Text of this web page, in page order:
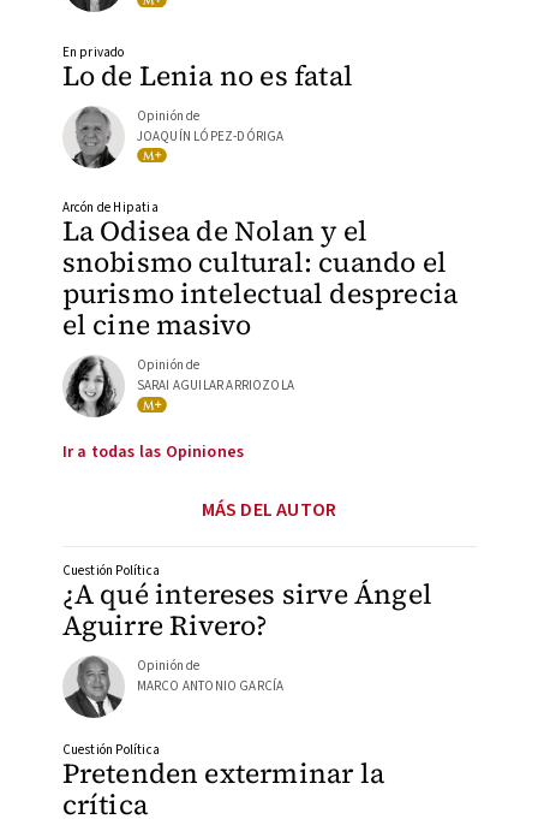
Lo de Lenia no es fatal
En privado
Opinión de
JOAQUÍN LÓPEZ-DÓRIGA
La Odisea de Nolan y el
snobismo cultural: cuando el
purismo intelectual desprecia
el cine masivo
Arcón de Hipatia
Opinión de
SARAI AGUILAR ARRIOZOLA
Ir a todas las Opiniones
MÁS DEL AUTOR
¿A qué intereses sirve Ángel
Aguirre Rivero?
Cuestión Política
Opinión de
MARCO ANTONIO GARCÍA
Pretenden exterminar la
crítica
Cuestión Política